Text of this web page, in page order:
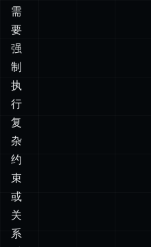
执
行
复
杂
约
束
或
关
系
时